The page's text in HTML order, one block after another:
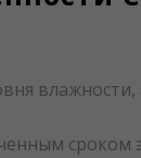
сроком